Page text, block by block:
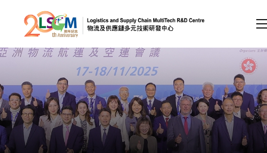
跳到内容（按回车键）
会员登录
A A EN 繁 简